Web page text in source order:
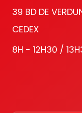
39 BD DE
CEDEX
8H - 12H30 /